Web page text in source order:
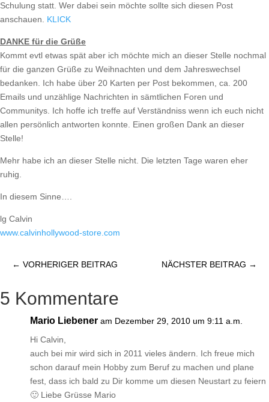
Schulung statt. Wer dabei sein möchte sollte sich diesen Post
anschauen.
KLICK
DANKE für die Grüße
Kommt evtl etwas spät aber ich möchte mich an dieser Stelle nochmal
für die ganzen Grüße zu Weihnachten und dem Jahreswechsel
bedanken. Ich habe über 20 Karten per Post bekommen, ca. 200
Emails und unzählige Nachrichten in sämtlichen Foren und
Communitys. Ich hoffe ich treffe auf Verständniss wenn ich euch nicht
allen persönlich antworten konnte. Einen großen Dank an dieser
Stelle!
Mehr habe ich an dieser Stelle nicht. Die letzten Tage waren eher
ruhig.
In diesem Sinne….
lg Calvin
www.calvinhollywood-store.com
← VORHERIGER BEITRAG NÄCHSTER BEITRAG →
5 Kommentare
Mario Liebener am Dezember 29, 2010 um 9:11 a.m.
Hi Calvin,
auch bei mir wird sich in 2011 vieles ändern. Ich freue mich
schon darauf mein Hobby zum Beruf zu machen und plane
fest, dass ich bald zu Dir komme um diesen Neustart zu feiern
🙂 Liebe Grüsse Mario